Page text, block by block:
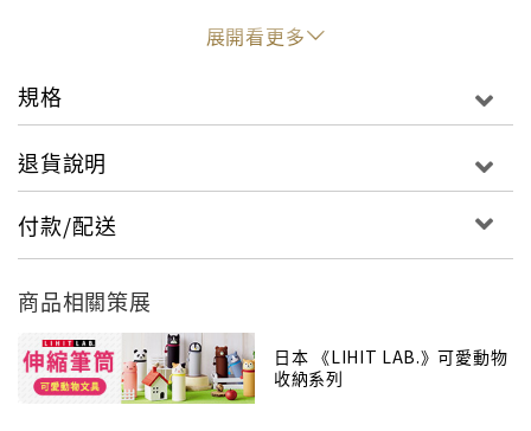
展開看更多
規格
退貨說明
付款/配送
商品相關策展
日本 《LIHIT LAB.》可愛動物
收納系列